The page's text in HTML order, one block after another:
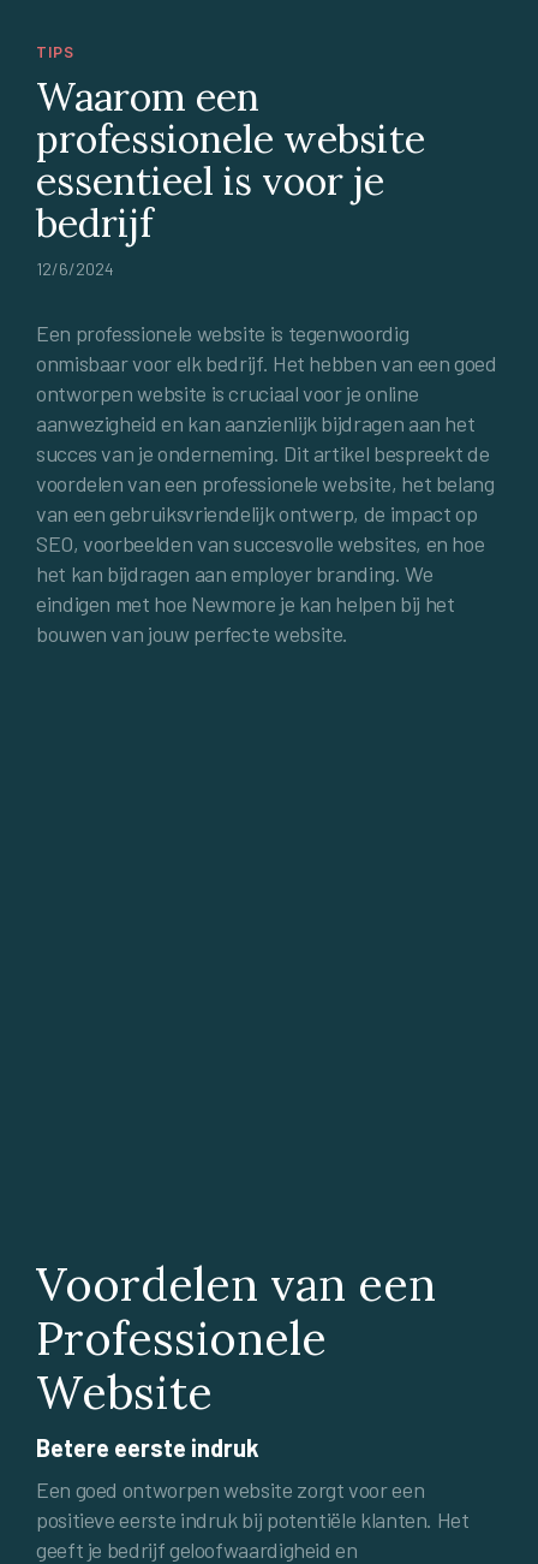
TIPS
Waarom een
professionele website
essentieel is voor je
bedrijf
12/6/2024
Een professionele website is tegenwoordig
onmisbaar voor elk bedrijf. Het hebben van een goed
ontworpen website is cruciaal voor je online
aanwezigheid en kan aanzienlijk bijdragen aan het
succes van je onderneming. Dit artikel bespreekt de
voordelen van een professionele website, het belang
van een gebruiksvriendelijk ontwerp, de impact op
SEO, voorbeelden van succesvolle websites, en hoe
het kan bijdragen aan employer branding. We
eindigen met hoe Newmore je kan helpen bij het
bouwen van jouw perfecte website.
Voordelen van een
Professionele
Website
Betere eerste indruk
Een goed ontworpen website zorgt voor een
positieve eerste indruk bij potentiële klanten. Het
geeft je bedrijf geloofwaardigheid en